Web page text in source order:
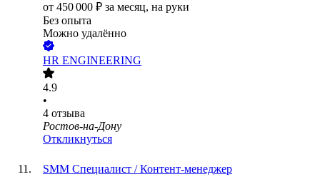
от 450 000 ₽ за месяц, на руки
Без опыта
Можно удалённо
HR ENGINEERING
4.9
•
4 отзыва
Ростов-на-Дону
Откликнуться
SMM Специалист / Контент-менеджер